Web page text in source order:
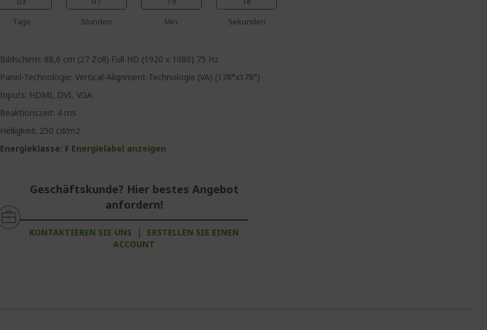
Tage Stunden Min. Sekunden
Bildschirm: 68,6 cm (27 Zoll) Full HD (1920 x 1080) 75 Hz
Panel-Technologie: Vertical-Alignment-Technologie (VA) (178°x178°)
Inputs: HDMI, DVI, VGA
Reaktionszeit: 4 ms
Helligkeit: 250 cd/m2
Energieklasse: F Energielabel anzeigen
Geschäftskunde? Hier bestes Angebot
anfordern!
KONTAKTIEREN SIE UNS |
ERSTELLEN SIE EINEN
ACCOUNT